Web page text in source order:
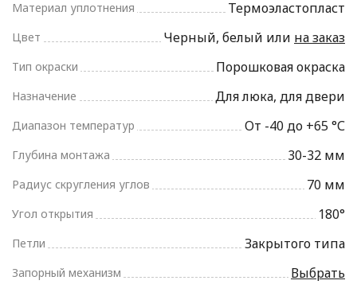
Материал уплотнения Термоэластопласт
Цвет Черный, белый или на заказ
Тип окраски Порошковая окраска
Назначение Для люка, для двери
Диапазон температур От -40 до +65 °С
Глубина монтажа 30-32 мм
Радиус скругления углов 70 мм
Угол открытия 180°
Петли Закрытого типа
Запорный механизм Выбрать